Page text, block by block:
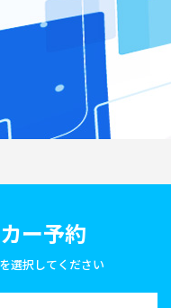
ー予約
選択してください